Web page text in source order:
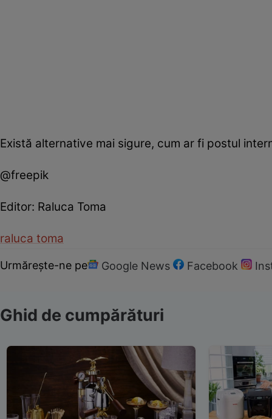
Există alternative mai sigure, cum ar fi postul
@freepik
Editor: Raluca Toma
raluca toma
Urmărește-ne pe Google News Facebook
Ghid de cumpărături